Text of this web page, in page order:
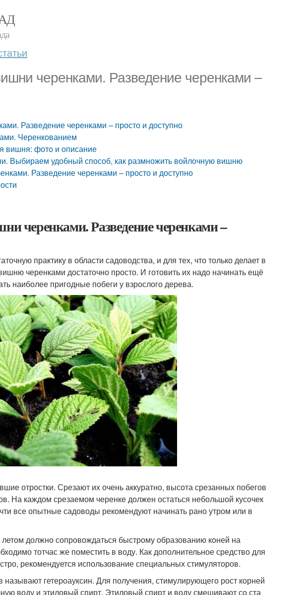
черенками. Разведение черенками –
Разведение черенками – просто и доступно
Черенкованием
вишня: фото и описание
Выбираем удобный способ, как размножить войлочную вишню
Разведение черенками – просто и доступно
черенками. Разведение черенками –
практику в области садоводства, и для тех, что только делает в
черенками достаточно просто. И готовить их надо начинать ещё
наиболее пригодные побеги у взрослого дерева.
отростки. Срезают их очень аккуратно, высота срезанных побегов
На каждом срезаемом черенке должен остаться небольшой кусочек
все опытные садоводы рекомендуют начинать рано утром или в
должно сопровождаться быстрому образованию коней на
тотчас же поместить в воду. Как дополнительное средство для
рекомендуется использование специальных стимуляторов.
гетероауксин. Для получения, стимулирующего рост корней
воду и этиловый спирт. Этиловый спирт и воду смешивают со ста